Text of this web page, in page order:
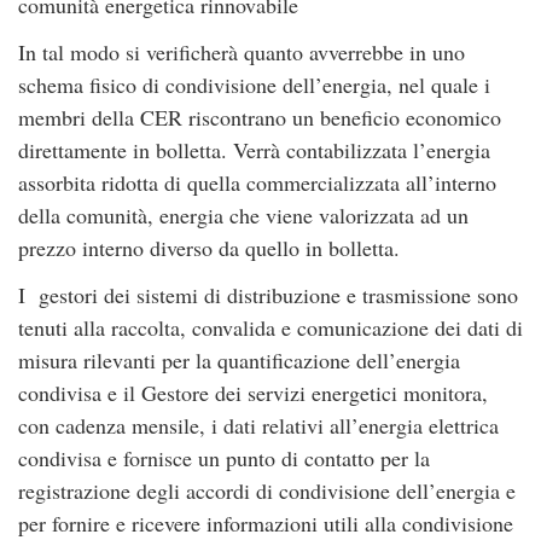
In tal modo si verificherà quanto avverrebbe in uno
schema fisico di condivisione dell’energia, nel quale i
membri della CER riscontrano un beneficio economico
direttamente in bolletta. Verrà contabilizzata l’energia
assorbita ridotta di quella commercializzata all’interno
della comunità, energia che viene valorizzata ad un
prezzo interno diverso da quello in bolletta.
I gestori dei sistemi di distribuzione e trasmissione sono
tenuti alla raccolta, convalida e comunicazione dei dati di
misura rilevanti per la quantificazione dell’energia
condivisa e il Gestore dei servizi energetici monitora,
con cadenza mensile, i dati relativi all’energia elettrica
condivisa e fornisce un punto di contatto per la
registrazione degli accordi di condivisione dell’energia e
per fornire e ricevere informazioni utili alla condivisione